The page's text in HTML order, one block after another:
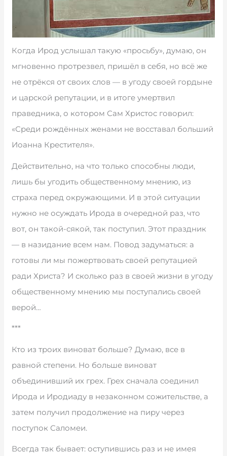
Когда Ирод услышал такую «просьбу», думаю, он
мгновенно протрезвел, пришёл в себя, но всё же
не отрёкся от своих слов — в угоду своей гордыне
и царской репутации, и в итоге умертвил
праведника, о котором Сам Христос говорил:
«Среди рождённых женами не восставал больший
Иоанна Крестителя».
Действительно, на что только способны люди,
лишь бы угодить общественному мнению, из
страха перед окружающими. И в этой ситуации
нужно не осуждать Ирода в очередной раз, что
вот, он такой-сякой, так поступил. Этот праздник
— в назидание всем нам. Повод задуматься: а
готовы ли мы пожертвовать своей репутацией
ради Христа? И сколько раз в своей жизни в угоду
общественному мнению мы поступались своей
верой…
***
Кто из троих виноват больше? Думаю, все в
равной степени. Но больше виноват
объединивший их грех. Грех сначала соединил
Ирода и Иродиаду в незаконном сожительстве, а
затем получил продолжение на пиру через
поступок Саломеи.
Всегда так бывает: оступившись раз и не имея